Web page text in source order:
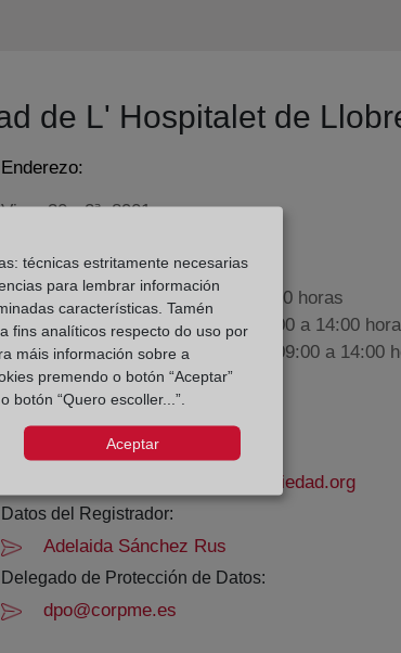
de L' Hospitalet de
Enderezo:
Vigo, 30 - 2ª, 8901
Horario:
De lunes a viernes de 09:00 a 17:00 horas
Agosto: De lunes a viernes de 09:00 a 14:00
Los días 24 y 31 de diciembre de 09:00 a 14:00
Datos de contacto:
(93) 337 04 71
hospitalet7@registrodelapropiedad.org
Datos del Registrador:
Adelaida Sánchez Rus
Delegado de Protección de Datos:
dpo@corpme.es
técnicas estritamente necesarias
para lembrar información
características. Tamén
fins analíticos respecto do uso por
máis información sobre a
premendo o botón “Aceptar”
“Quero escoller...”.
Aceptar